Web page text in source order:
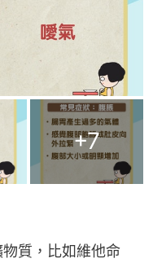
+7
質，比如維他命